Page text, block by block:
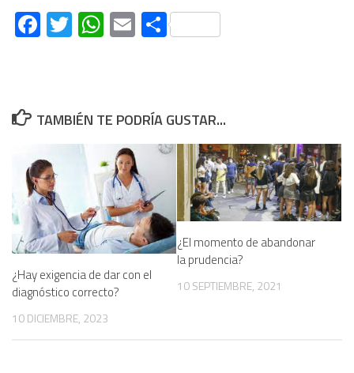
Facebook
Twitter
WhatsApp
EmailCompartir
TAMBIÉN TE PODRÍA GUSTAR...
¿Hay exigencia de dar con el
diagnóstico correcto?
10 DICIEMBRE, 2023
¿El momento de abandonar
la prudencia?
10 SEPTIEMBRE, 2021